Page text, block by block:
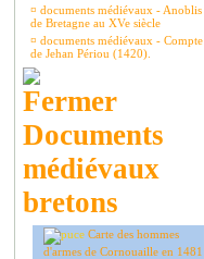
¤ documents médiévaux - Anoblis
de Bretagne au XVe siècle
¤ documents médiévaux - Compte
de Jehan Périou (1420).
Documents
médiévaux
bretons
Carte des hommes
d'armes de Cornouaille en 1481